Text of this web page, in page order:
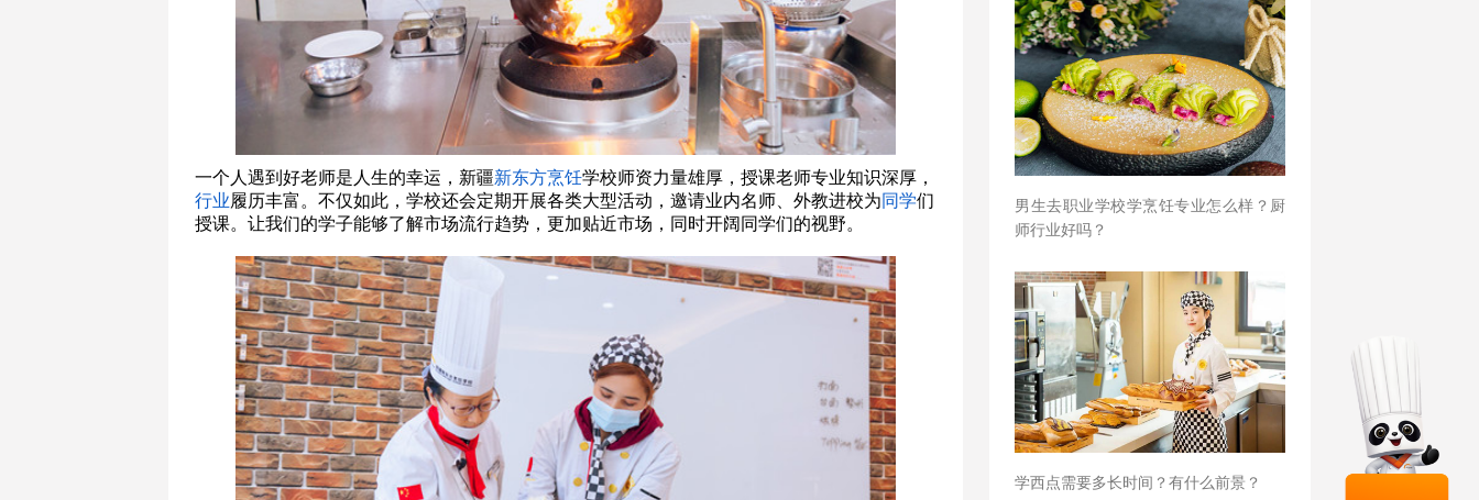
一个人遇到好老师是人生的幸运，新疆新东方烹饪学校师资力量雄厚，授课老师专业知识深厚，
行业履历丰富。不仅如此，学校还会定期开展各类大型活动，邀请业内名师、外教进校为同学们
授课。让我们的学子能够了解市场流行趋势，更加贴近市场，同时开阔同学们的视野。
男生去职业学校学烹饪专业怎么样？厨
师行业好吗？
学西点需要多长时间？有什么前景？